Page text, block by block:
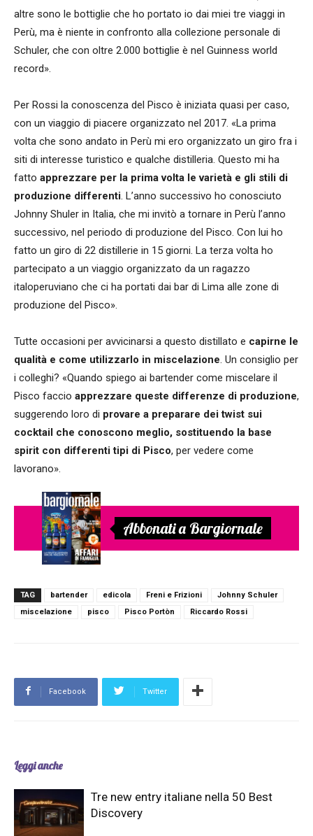
altre sono le bottiglie che ho portato io dai miei tre viaggi in
Perù, ma è niente in confronto alla collezione personale di
Schuler, che con oltre 2.000 bottiglie è nel Guinness world
record».
Per Rossi la conoscenza del Pisco è iniziata quasi per caso,
con un viaggio di piacere organizzato nel 2017. «La prima
volta che sono andato in Perù mi ero organizzato un giro fra i
siti di interesse turistico e qualche distilleria. Questo mi ha
fatto apprezzare per la prima volta le varietà e gli stili di
produzione differenti. L’anno successivo ho conosciuto
Johnny Shuler in Italia, che mi invitò a tornare in Perù l’anno
successivo, nel periodo di produzione del Pisco. Con lui ho
fatto un giro di 22 distillerie in 15 giorni. La terza volta ho
partecipato a un viaggio organizzato da un ragazzo
italoperuviano che ci ha portati dai bar di Lima alle zone di
produzione del Pisco».
Tutte occasioni per avvicinarsi a questo distillato e capirne le
qualità e come utilizzarlo in miscelazione. Un consiglio per
i colleghi? «Quando spiego ai bartender come miscelare il
Pisco faccio apprezzare queste differenze di produzione,
suggerendo loro di provare a preparare dei twist sui
cocktail che conoscono meglio, sostituendo la base
spirit con differenti tipi di Pisco, per vedere come
lavorano».
Abbonati a Bargiornale
TAG bartender edicola Freni e Frizioni
Johnny Schuler
miscelazione
pisco Pisco Portòn Riccardo Rossi
Facebook Twitter
Leggi anche
Tre new entry italiane nella 50 Best
Discovery